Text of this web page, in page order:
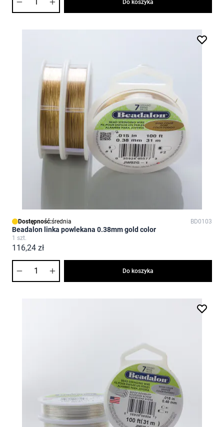
Do koszyka
Dostępność:średnia BD0103
Beadalon linka powlekana 0.38mm gold color
1 szt.
116,24 zł
Do koszyka